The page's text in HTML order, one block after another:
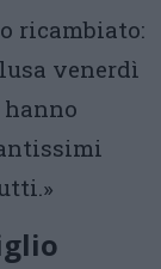
ricambiato:
venerdì
hanno